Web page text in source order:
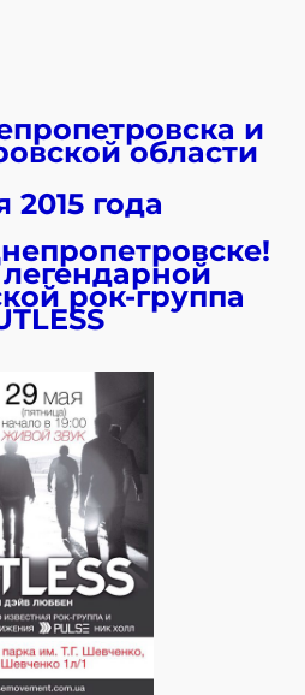
и
области
2015 года
рок-группа